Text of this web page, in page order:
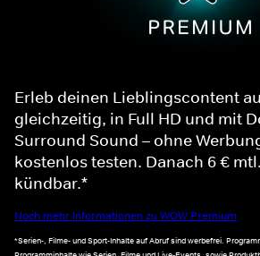
Erleb deinen Lieblingscontent
gleichzeitig, in Full HD und mit
Surround Sound – ohne
kostenlos testen. Danach 6 €
kündbar.*
Noch mehr Informationen zu WOW Premium
*Serien-, Filme- und Sport-Inhalte auf Abruf sind werbefrei.